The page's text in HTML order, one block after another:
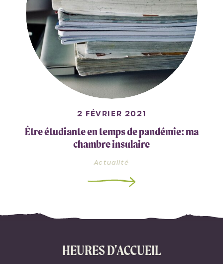
2 FÉVRIER 2021
Être étudiante en temps de pandémie: ma
chambre insulaire
Actualité
HEURES D'ACCUEIL